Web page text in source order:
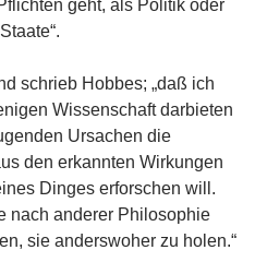
geht, als Politik oder
schrieb Hobbes; „daß ich
Wissenschaft darbieten
Ursachen die
den erkannten Wirkungen
Dinges erforschen will.
nach anderer Philosophie
sie anderswoher zu holen.“